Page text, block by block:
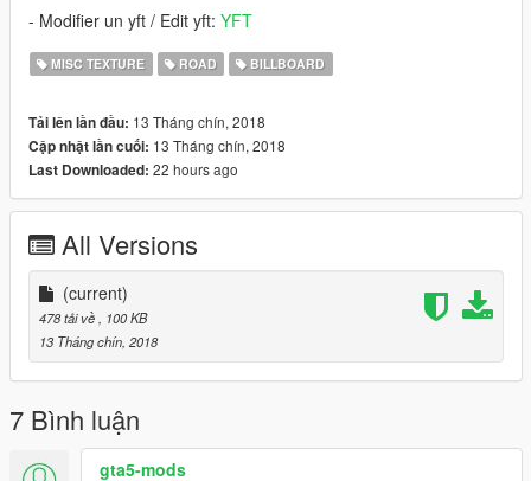
- Modifier un yft / Edit yft: YFT
MISC TEXTURE ROAD BILLBOARD
Tải lên lần đầu: 13 Tháng chín, 2018
Cập nhật lần cuối: 13 Tháng chín, 2018
Last Downloaded: 22 hours ago
All Versions
(current)
478 tải về
, 100 KB
13 Tháng chín, 2018
7 Bình luận
gta5-mods